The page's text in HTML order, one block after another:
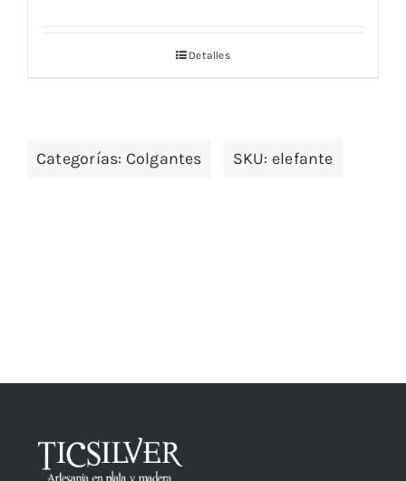
Detalles
Categorías: Colgantes SKU: elefante